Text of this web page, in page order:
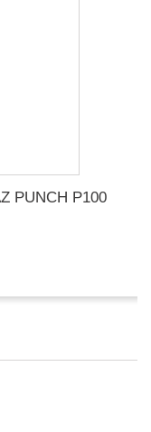
PUNCH P100